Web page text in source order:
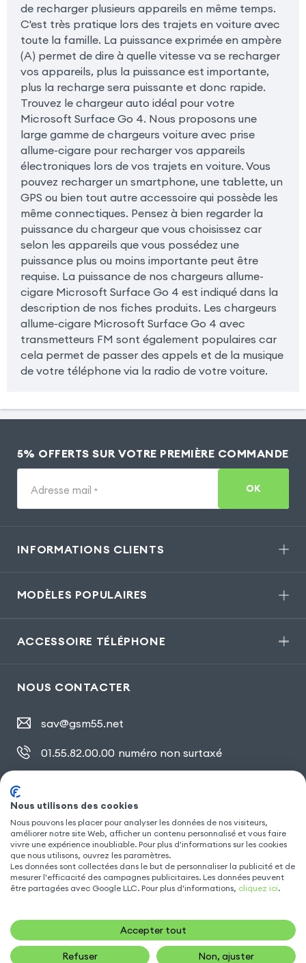
de recharger plusieurs appareils en même temps.
C'est très pratique lors des trajets en voiture avec
toute la famille. La puissance exprimée en ampère
(A) permet de dire à quelle vitesse va se recharger
vos appareils, plus la puissance est importante,
plus la recharge sera puissante et donc rapide.
Trouvez le chargeur auto idéal pour votre
Microsoft Surface Go 4. Nous proposons une
large gamme de chargeurs voiture avec prise
allume-cigare pour recharger vos appareils
électroniques lors de vos trajets en voiture. Vous
pouvez recharger un smartphone, une tablette, un
GPS ou bien tout autre accessoire qui possède les
même connectiques. Pensez à bien regarder la
puissance du chargeur que vous choisissez car
selon les appareils que vous possédez une
puissance plus ou moins importante peut être
requise. La puissance de nos chargeurs allume-
cigare Microsoft Surface Go 4 est indiqué dans la
description de nos fiches produits. Les chargeurs
allume-cigare Microsoft Surface Go 4 avec
transmetteurs FM sont également populaires car
cela permet de passer des appels et de la musique
de votre téléphone via la radio de votre voiture.
5% OFFERTS SUR VOTRE PREMIÈRE COMMANDE
Adresse mail * OK
INFORMATIONS CLIENTS
MODÈLES POPULAIRES
ACCESSOIRE TÉLÉPHONE
NOUS CONTACTER
sav@gsm55.net
01.55.82.00.00 numéro non surtaxé
SUIVEZ NOUS
Nous utilisons des cookies
Nous pouvons les placer pour analyser les données de nos visiteurs,
améliorer notre site Web, afficher un contenu personnalisé et vous faire
vivre une expérience inoubliable. Pour plus d'informations sur les cookies
que nous utilisons, ouvrez les paramètres.
Les données sont collectées dans le but de personnaliser la publicité et de
mesurer l'efficacité des campagnes publicitaires. Les données peuvent
être partagées avec Google LLC. Pour plus d'informations, cliquez ici.
Accepter tout
Refuser Non, ajuster